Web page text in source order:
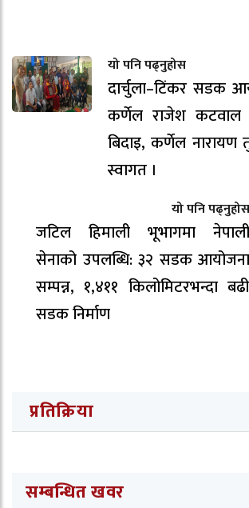
यो पनि पढ्नुहोस
दार्चुला–टिंकर सडक
कर्णेल राजेश कटवाल
बिदाइ, कर्णेल नारायण
स्वागत ।
यो पनि पढ्नुहोस
जटिल हिमाली भूभागमा नेपाली
सेनाको उपलब्धि: ३२ सडक आयोजना
सम्पन्न, १,४११ किलोमिटरभन्दा बढी
सडक निर्माण
प्रतिक्रिया
सम्बन्धित खवर